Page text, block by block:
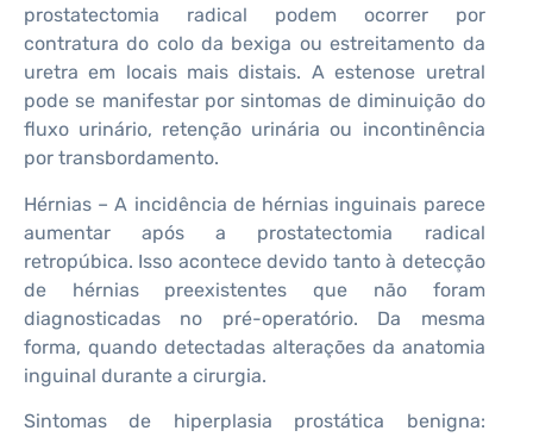
prostatectomia radical podem ocorrer por
contratura do colo da bexiga ou estreitamento da
uretra em locais mais distais. A estenose uretral
pode se manifestar por sintomas de diminuição do
fluxo urinário, retenção urinária ou incontinência
por transbordamento.
Hérnias – A incidência de hérnias inguinais parece
aumentar após a prostatectomia radical
retropúbica. Isso acontece devido tanto à detecção
de hérnias preexistentes que não foram
diagnosticadas no pré-operatório. Da mesma
forma, quando detectadas alterações da anatomia
inguinal durante a cirurgia.
Sintomas de hiperplasia prostática benigna: